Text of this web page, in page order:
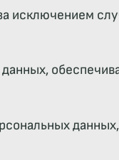
исключением